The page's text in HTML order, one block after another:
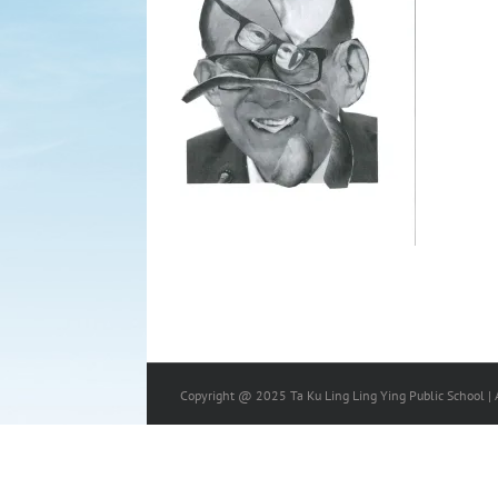
Copyright @ 2025 Ta Ku Ling Ling Ying Public School |